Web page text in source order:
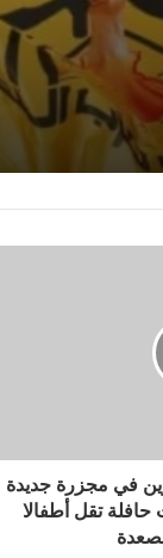
50 وإصابة 77 آخرين في مجزرة جديدة
تقل أطفالا